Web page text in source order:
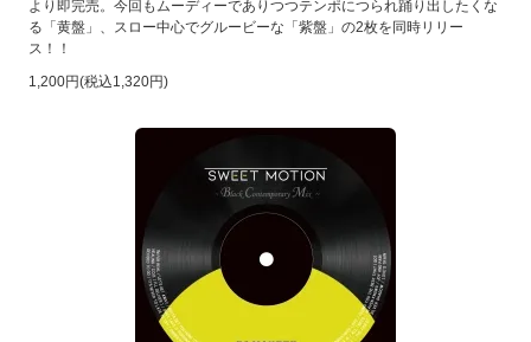
より即完売。今回もムーディーでありつつテンポにつられ踊り出したくな
る「黄盤」、スロー中心でグルービーな「紫盤」の2枚を同時リリー
ス！！
1,200円(税込1,320円)